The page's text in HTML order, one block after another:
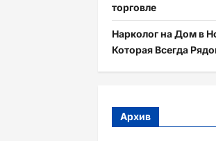
торговле
Нарколог на Дом в
Которая Всегда
Архив